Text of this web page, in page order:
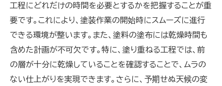
工程にどれだけの時間を必要とするかを把握することが重
要です。これにより、塗装作業の開始時にスムーズに進行
できる環境が整います。また、塗料の塗布には乾燥時間も
含めた計画が不可欠です。特に、塗り重ねる工程では、前
の層が十分に乾燥していることを確認することで、ムラの
ない仕上がりを実現できます。さらに、予期せぬ天候の変